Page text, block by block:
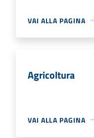
VAI ALLA PAGINA
Agricoltura
VAI ALLA PAGINA